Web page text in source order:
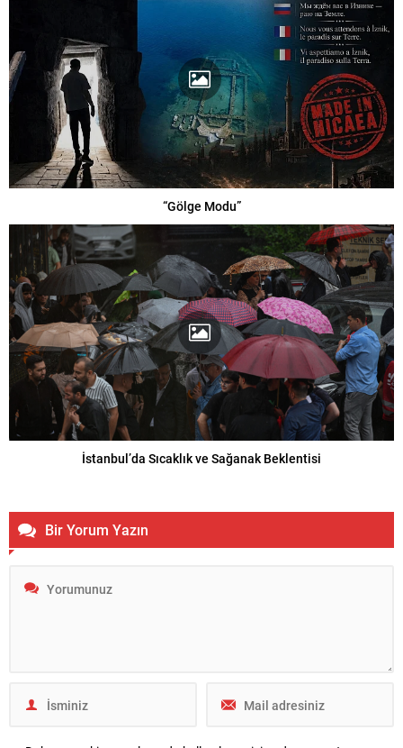
“Gölge Modu”
İstanbul’da Sıcaklık ve Sağanak Beklentisi
Bir Yorum Yazın